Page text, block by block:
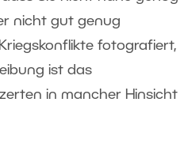
nicht gut genug
fotografiert,
ist das
in mancher Hinsicht